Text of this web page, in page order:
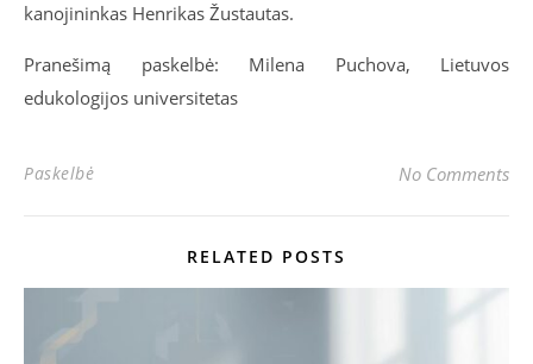
kanojininkas Henrikas Žustautas.
Pranešimą paskelbė: Milena Puchova, Lietuvos
edukologijos universitetas
Paskelbė No Comments
RELATED POSTS